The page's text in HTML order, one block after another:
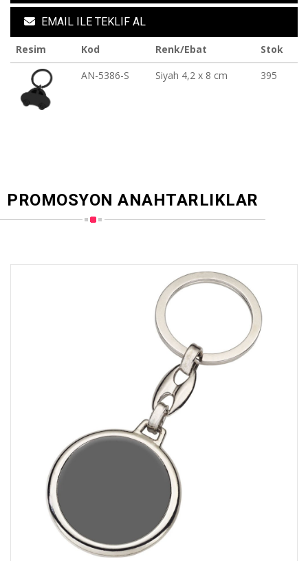
EMAIL ILE TEKLIF AL
Resim Kod Renk/Ebat
Stok
AN-5386-S
Siyah 4,2 x 8 cm 395
PROMOSYON ANAHTARLIKLAR